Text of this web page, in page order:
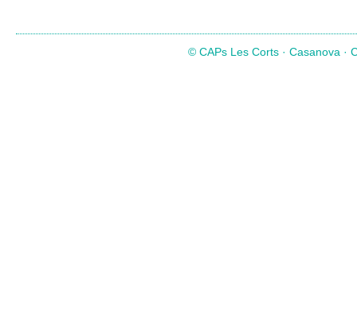
© CAPs Les Corts · Casanova ·